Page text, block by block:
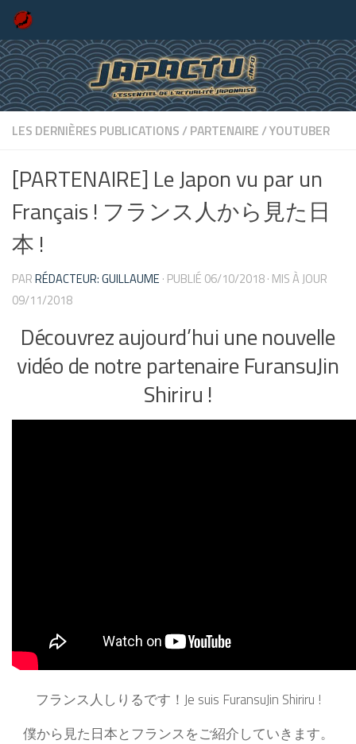
Skip to content
LES DERNIÈRES PUBLICATIONS/PARTENAIRE/YOUTUBER
[PARTENAIRE] Le Japon vu par un
Français ! フランス人から見た日
本 !
PARRÉDACTEUR: GUILLAUME · PUBLIÉ 06/10/2018· MIS À JOUR
09/11/2018
Découvrez aujourd’hui une nouvelle
vidéo de notre partenaire FuransuJin
Shiriru !
フランス人しりるです！Je suis FuransuJin Shiriru !
僕から見た日本とフランスをご紹介していきます。